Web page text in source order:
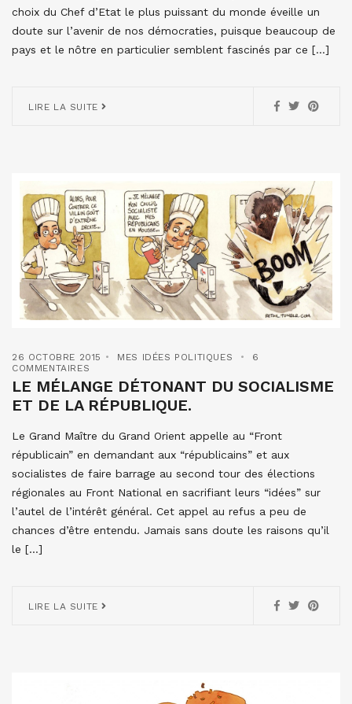
choix du Chef d’Etat le plus puissant du monde éveille un
doute sur l’avenir de nos démocraties, puisque beaucoup de
pays et le nôtre en particulier semblent fascinés par ce […]
LIRE LA SUITE
26 OCTOBRE 2015 MES IDÉES POLITIQUES
6
COMMENTAIRES
LE MÉLANGE DÉTONANT DU SOCIALISME
ET DE LA RÉPUBLIQUE.
Le Grand Maître du Grand Orient appelle au “Front
républicain” en demandant aux “républicains” et aux
socialistes de faire barrage au second tour des élections
régionales au Front National en sacrifiant leurs “idées” sur
l’autel de l’intérêt général. Cet appel au refus a peu de
chances d’être entendu. Jamais sans doute les raisons qu’il
le […]
LIRE LA SUITE